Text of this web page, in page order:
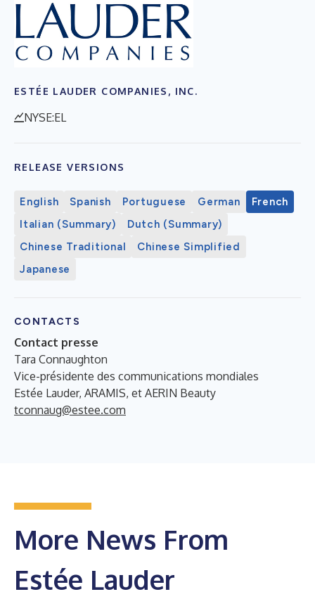
ESTÉE LAUDER COMPANIES, INC.
NYSE:EL
RELEASE VERSIONS
English Spanish Portuguese German
French
Italian (Summary)
Dutch (Summary)
Chinese Traditional
Chinese Simplified
Japanese
CONTACTS
Contact presse
Tara Connaughton
Vice-présidente des communications mondiales
Estée Lauder, ARAMIS, et AERIN Beauty
tconnaug@estee.com
More News From
Estée Lauder